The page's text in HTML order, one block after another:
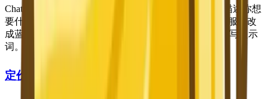
ChatGPT集成还支持独特的对话式工作流程。你可以描述你想
要什么，看到结果，然后说"让天空更有戏剧性"或"把服装改
成蓝色"——通过自然语言对话来迭代，而不是从头重写提示
词。
定价（截至2026年2月）